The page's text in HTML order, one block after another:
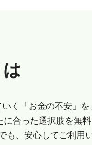
く「お金の不安」
合った選択肢を無料
も、安心してご利用